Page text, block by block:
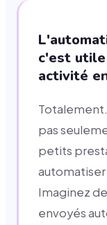
c'est
activité
pas
petits
Imaginez
envoyés